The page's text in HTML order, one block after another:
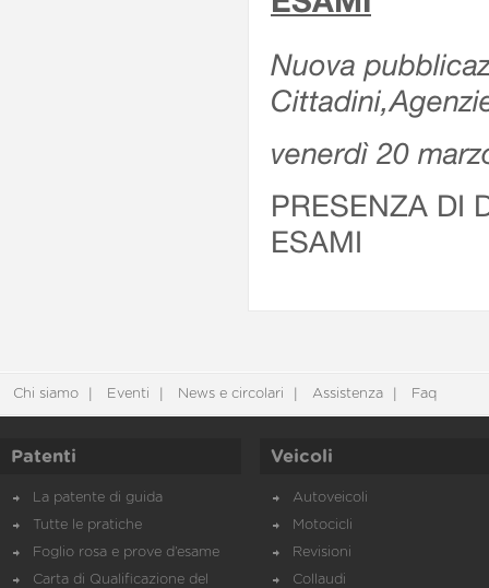
Nuova
venerdì 20
PRESENZA DI
ESAMI
Chi siamo Eventi News e circolari Assistenza Faq
Patenti
La patente di guida
Tutte le pratiche
Foglio rosa e prove d’esame
Carta di Qualificazione del
Veicoli
Autoveicoli
Motocicli
Revisioni
Collaudi